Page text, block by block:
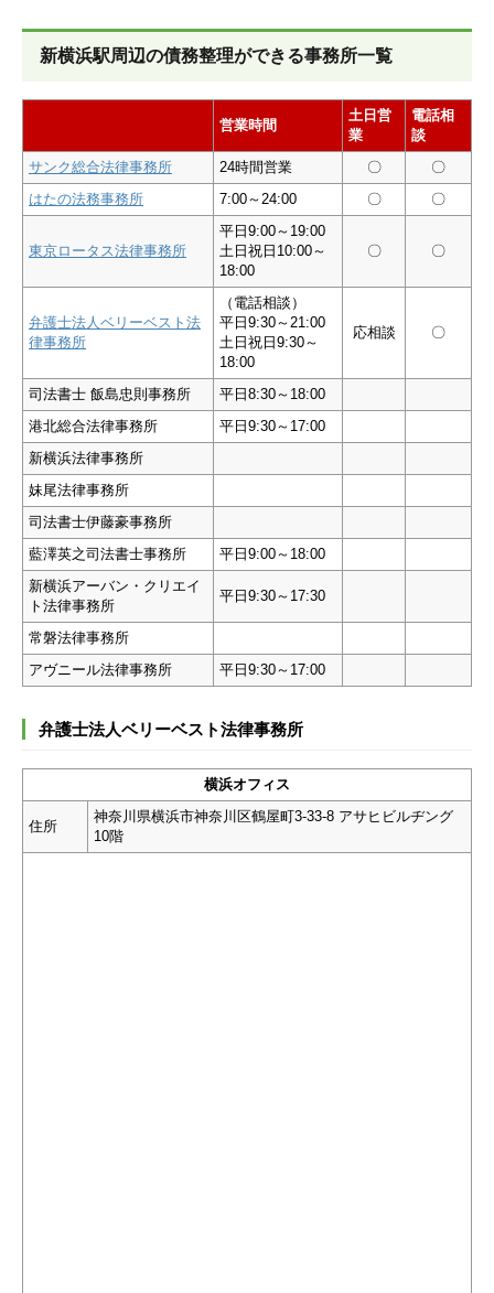
新横浜駅周辺の債務整理ができる事務所一覧
営業時間
土日営
業
電話相
談
サンク総合法律事務所
24時間営業 〇
〇
はたの法務事務所
7:00～24:00 〇 〇
東京ロータス法律事務所
平日9:00～19:00
土日祝日10:00～
18:00
〇 〇
弁護士法人ベリーベスト法
律事務所
（電話相談）
平日9:30～21:00
土日祝日9:30～
18:00
応相談 〇
司法書士 飯島忠則事務所
平日8:30～18:00
港北総合法律事務所
平日9:30～17:00
新横浜法律事務所
妹尾法律事務所
司法書士伊藤豪事務所
藍澤英之司法書士事務所
平日9:00～18:00
新横浜アーバン・クリエイ
ト法律事務所
平日9:30～17:30
常磐法律事務所
アヴニール法律事務所
平日9:30～17:00
弁護士法人ベリーベスト法律事務所
横浜オフィス
住所
神奈川県横浜市神奈川区鶴屋町3-33-8 アサヒビルヂング
10階